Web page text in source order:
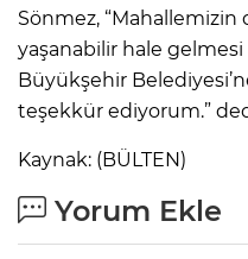
Sönmez,
yaşanabilir hale
Büyükşehir
teşekkür ediyorum.”
Kaynak: (BÜLTEN)
Yorum Ekle